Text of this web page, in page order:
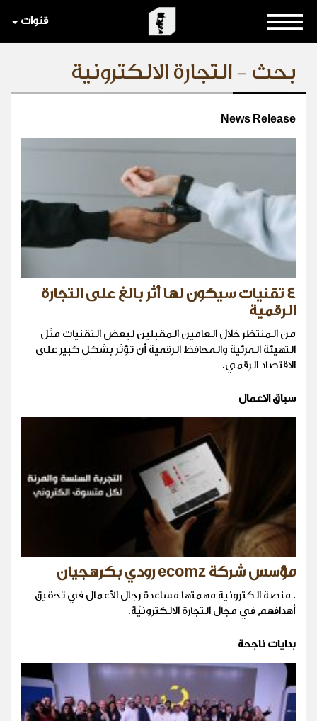
قنوات
بحث - التجارة الالكترونية
News Release
4 تقنيات سيكون لها أثر بالغ على التجارة
الرقمية
من المنتظر خلال العامين المقبلين لبعض التقنيات مثل
التهيئة المرئية والمحافظ الرقمية أن تؤثر بشكل كبير على
الاقتصاد الرقمي.
سباق الاعمال
مؤسس شركة ecomz رودي بكرهجيان
. منصة الكترونية مهمتها مساعدة رجال الأعمال في تحقيق
أهدافهم في مجال التجارة الالكترونيّة.
بدايات ناجحة